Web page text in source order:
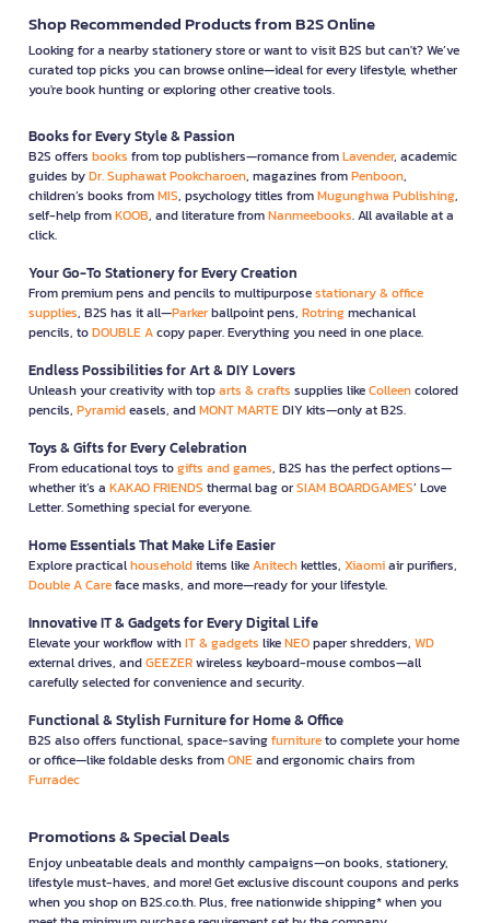
Shop Recommended Products from B2S Online
Looking for a nearby stationery store or want to visit B2S but can't? We’ve
curated top picks you can browse online—ideal for every lifestyle, whether
you're book hunting or exploring other creative tools.
Books for Every Style & Passion
B2S offers books from top publishers—romance fromLavender, academic
guides byDr. Suphawat Pookcharoen, magazines fromPenboon,
children’s books fromMIS, psychology titles fromMugunghwa Publishing,
self-help fromKOOB, and literature fromNanmeebooks. All available at a
click.
Your Go-To Stationery for Every Creation
From premium pens and pencils to multipurposestationary & office
supplies, B2S has it all—Parkerballpoint pens, Rotringmechanical
pencils, toDOUBLE Acopy paper. Everything you need in one place.
Endless Possibilities for Art & DIY Lovers
Unleash your creativity with toparts & crafts supplies likeColleencolored
pencils, Pyramideasels, andMONT MARTEDIY kits—only at B2S.
Toys & Gifts for Every Celebration
From educational toys togifts and games, B2S has the perfect options—
whether it’s a KAKAO FRIENDS thermal bag orSIAM BOARDGAMES’ Love
Letter. Something special for everyone.
Home Essentials That Make Life Easier
Explore practicalhouseholditems likeAnitechkettles, Xiaomiair purifiers,
Double A Careface masks, and more—ready for your lifestyle.
Innovative IT & Gadgets for Every Digital Life
Elevate your workflow withIT & gadgets likeNEOpaper shredders, WD
external drives, andGEEZERwireless keyboard-mouse combos—all
carefully selected for convenience and security.
Functional & Stylish Furniture for Home & Office
B2S also offers functional, space-savingfurnitureto complete your home
or office—like foldable desks fromONEand ergonomic chairs from
Furradec
Promotions & Special Deals
Enjoy unbeatable deals and monthly campaigns—on books, stationery,
lifestyle must-haves, and more! Get exclusive discount coupons and perks
when you shop on B2S.co.th. Plus, free nationwide shipping* when you